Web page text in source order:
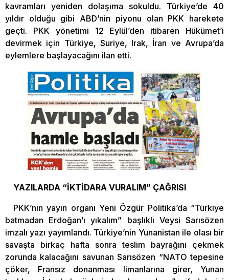
kavramları yeniden dolaşıma sokuldu. Türkiye’de 40
yıldır olduğu gibi ABD’nin piyonu olan PKK harekete
geçti. PKK yönetimi 12 Eylül’den itibaren Hükümet’i
devirmek için Türkiye, Suriye, Irak, İran ve Avrupa’da
eylemlere başlayacağını ilan etti.
YAZILARDA “İKTİDARA VURALIM” ÇAĞRISI
PKK’nın yayın organı Yeni Özgür Politika’da “Türkiye
batmadan Erdoğan’ı yıkalım” başlıklı Veysi Sarısözen
imzalı yazı yayımlandı. Türkiye’nin Yunanistan ile olası bir
savaşta birkaç hafta sonra teslim bayrağını çekmek
zorunda kalacağını savunan Sarısözen “NATO tepesine
çöker, Fransız donanması limanlarına girer, Yunan